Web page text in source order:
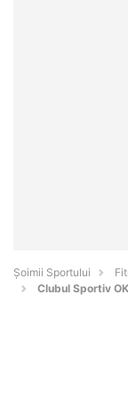
Șoimii Sportului
Clubul Sportiv